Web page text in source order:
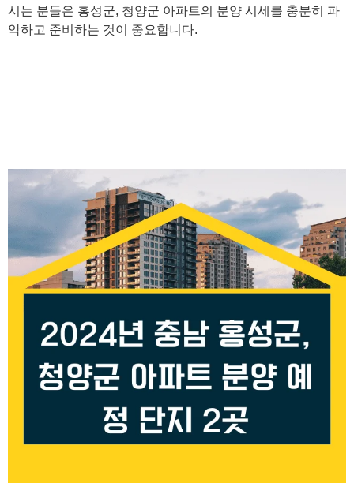
시는 분들은 홍성군, 청양군 아파트의 분양 시세를 충분히 파
악하고 준비하는 것이 중요합니다.